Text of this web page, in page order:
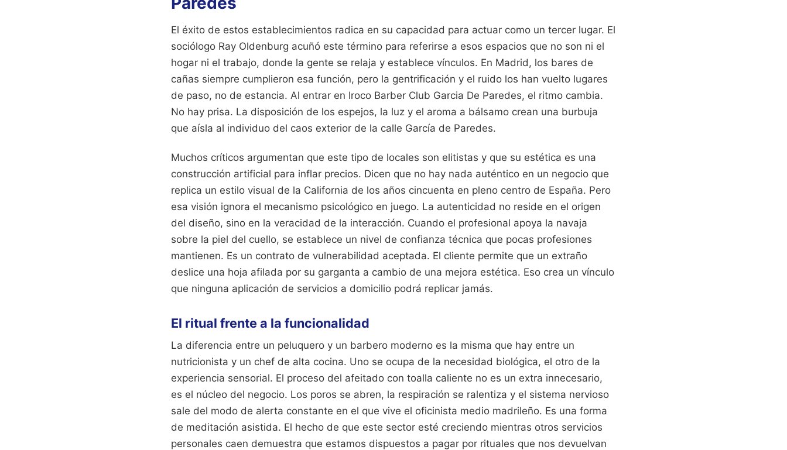
El éxito de estos establecimientos radica en su capacidad para actuar como un tercer lugar. El
sociólogo Ray Oldenburg acuñó este término para referirse a esos espacios que no son ni el
hogar ni el trabajo, donde la gente se relaja y establece vínculos. En Madrid, los bares de
cañas siempre cumplieron esa función, pero la gentrificación y el ruido los han vuelto lugares
de paso, no de estancia. Al entrar en Iroco Barber Club Garcia De Paredes, el ritmo cambia.
No hay prisa. La disposición de los espejos, la luz y el aroma a bálsamo crean una burbuja
que aísla al individuo del caos exterior de la calle García de Paredes.
Muchos críticos argumentan que este tipo de locales son elitistas y que su estética es una
construcción artificial para inflar precios. Dicen que no hay nada auténtico en un negocio que
replica un estilo visual de la California de los años cincuenta en pleno centro de España. Pero
esa visión ignora el mecanismo psicológico en juego. La autenticidad no reside en el origen
del diseño, sino en la veracidad de la interacción. Cuando el profesional apoya la navaja
sobre la piel del cuello, se establece un nivel de confianza técnica que pocas profesiones
mantienen. Es un contrato de vulnerabilidad aceptada. El cliente permite que un extraño
deslice una hoja afilada por su garganta a cambio de una mejora estética. Eso crea un vínculo
que ninguna aplicación de servicios a domicilio podrá replicar jamás.
El ritual frente a la funcionalidad
La diferencia entre un peluquero y un barbero moderno es la misma que hay entre un
nutricionista y un chef de alta cocina. Uno se ocupa de la necesidad biológica, el otro de la
experiencia sensorial. El proceso del afeitado con toalla caliente no es un extra innecesario,
es el núcleo del negocio. Los poros se abren, la respiración se ralentiza y el sistema nervioso
sale del modo de alerta constante en el que vive el oficinista medio madrileño. Es una forma
de meditación asistida. El hecho de que este sector esté creciendo mientras otros servicios
personales caen demuestra que estamos dispuestos a pagar por rituales que nos devuelvan